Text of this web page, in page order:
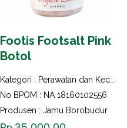
Obat Herbal,Perawatan dan
Footis Footsalt Pink
Botol
Kategori : Perawatan dan Kecantikan
No BPOM : NA 18160102556
Produsen : Jamu Borobudur